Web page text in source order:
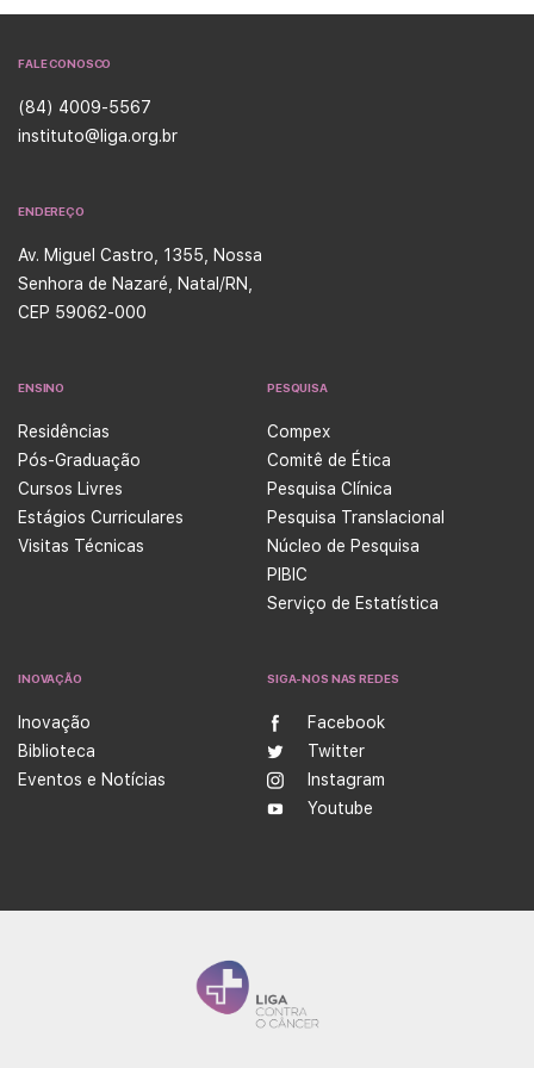
FALE CONOSCO
(84) 4009-5567
instituto@liga.org.br
ENDEREÇO
Av. Miguel Castro, 1355, Nossa
Senhora de Nazaré, Natal/RN,
CEP 59062-000
ENSINO
Residências
Pós-Graduação
Cursos Livres
Estágios Curriculares
Visitas Técnicas
PESQUISA
Compex
Comitê de Ética
Pesquisa Clínica
Pesquisa Translacional
Núcleo de Pesquisa
PIBIC
Serviço de Estatística
INOVAÇÃO
Inovação
Biblioteca
Eventos e Notícias
SIGA-NOS NAS REDES
Facebook
Twitter
Instagram
Youtube